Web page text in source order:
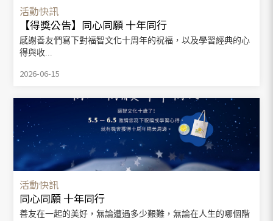
活動快訊
【得獎公告】同心同願 十年同行
感謝善友們寫下對福智文化十周年的祝福，以及學習經典的心
得與收...
2026-06-15
活動快訊
同心同願 十年同行
善友在一起的美好，無論遭遇多少艱難，無論在人生的哪個階